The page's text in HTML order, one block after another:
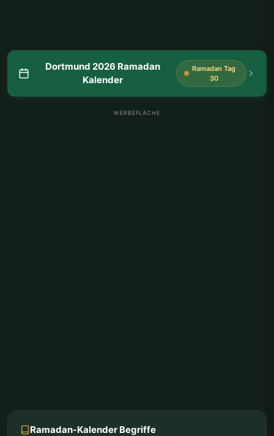
Dortmund 2026 Ramadan
Kalender
Ramadan Tag
30
WERBEFLÄCHE
Ramadan-Kalender Begriffe